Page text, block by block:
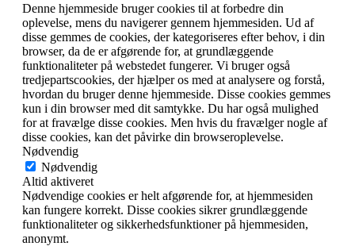
Denne hjemmeside bruger cookies til at forbedre din
oplevelse, mens du navigerer gennem hjemmesiden. Ud af
disse gemmes de cookies, der kategoriseres efter behov, i din
browser, da de er afgørende for, at grundlæggende
funktionaliteter på webstedet fungerer. Vi bruger også
tredjepartscookies, der hjælper os med at analysere og forstå,
hvordan du bruger denne hjemmeside. Disse cookies gemmes
kun i din browser med dit samtykke. Du har også mulighed
for at fravælge disse cookies. Men hvis du fravælger nogle af
disse cookies, kan det påvirke din browseroplevelse.
Nødvendig
Nødvendig
Altid aktiveret
Nødvendige cookies er helt afgørende for, at hjemmesiden
kan fungere korrekt. Disse cookies sikrer grundlæggende
funktionaliteter og sikkerhedsfunktioner på hjemmesiden,
anonymt.